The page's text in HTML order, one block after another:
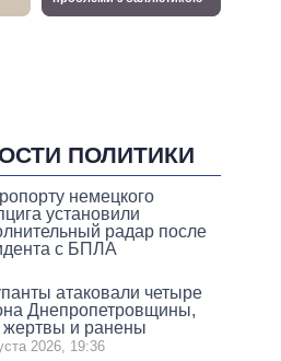
ПОЛИТИКИ
немецкого
установили
радар после
с БПЛА
атаковали четыре
Днепропетровщины,
жертвы и ранены
2026, 19:36